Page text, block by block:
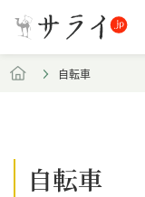
自転車
自転車